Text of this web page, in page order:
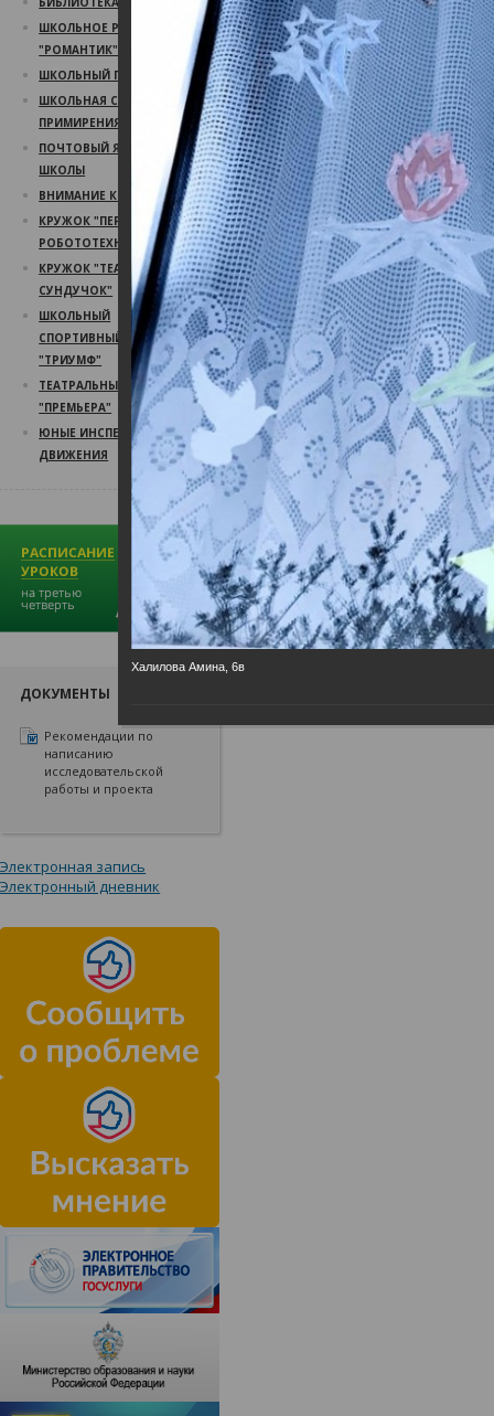
ШКОЛЬНОЕ РАДИО
"РОМАНТИК"
ШКОЛЬНЫЙ ПСИХОЛОГ
ШКОЛЬНАЯ СЛУЖБА
ПРИМИРЕНИЯ
ПОЧТОВЫЙ ЯЩИК
ШКОЛЫ
ВНИМАНИЕ КОНКУРС!
КРУЖОК "ПЕРВЫЙ ШАГ В
РОБОТОТЕХНИКУ"
КРУЖОК "ТЕАТРАЛЬНЫЙ
СУНДУЧОК"
ШКОЛЬНЫЙ
СПОРТИВНЫЙ КЛУБ
"ТРИУМФ"
ТЕАТРАЛЬНЫЙ КРУЖОК
"ПРЕМЬЕРА"
ЮНЫЕ ИНСПЕКТОРА
ДВИЖЕНИЯ
ДОКУМЕНТЫ
Рекомендации по
написанию
исследовательской
работы и проекта
Электронная запись
Электронный дневник
Халилова Амина, 6в